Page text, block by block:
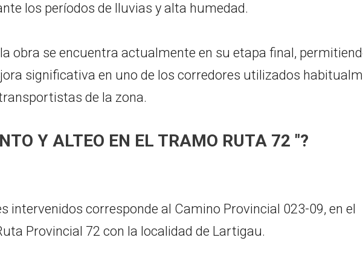
los períodos de lluvias y alta humedad.
obra se encuentra actualmente en su etapa final,
significativa en uno de los corredores utilizados
de la zona.
Y ALTEO EN EL TRAMO RUTA 72 "?
intervenidos corresponde al Camino Provincial 023-09, en el
Provincial 72 con la localidad de Lartigau.